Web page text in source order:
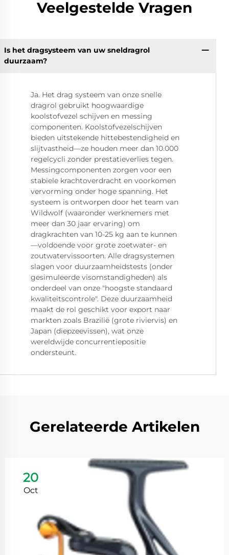
Veelgestelde Vragen
Is het dragsysteem van uw sneldragrol
duurzaam?
Ja. Het drag systeem van onze snelle
dragrol gebruikt hoogwaardige
koolstofvezel schijven en messing
componenten. Koolstofvezelschijven
bieden uitstekende hittebestendigheid en
slijtvastheid—ze houden meer dan 10.000
regelcycli zonder prestatieverlies tegen.
Messingcomponenten zorgen voor een
stabiele krachtoverdracht en voorkomen
vervorming onder hoge spanning. Het
systeem is ontworpen door het team van
Wildwolf (waaronder werknemers met
meer dan 30 jaar ervaring) om
dragkrachten van 10-25 kg aan te kunnen
—voldoende voor grote zoetwater- en
zoutwatervissoorten. Alle dragsystemen
slagen voor duurzaamheidstests (onder
gesimuleerde visomstandigheden) als
onderdeel van onze "hoogste standaard
kwaliteitscontrole". Deze duurzaamheid
maakt de rol geschikt voor export naar
markten zoals Brazilië (grote riviervis) en
Japan (diepzeevissen), wat onze
wereldwijde concurrentiepositie
ondersteunt.
Gerelateerde Artikelen
20
Oct